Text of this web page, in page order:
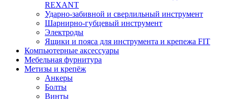
REXANT
Ударно-забивной и сверлильный инструмент
Шарнирно-губцевый инструмент
Электроды
Ящики и пояса для инструмента и крепежа FIT
Компьютерные аксессуары
Мебельная фурнитура
Метизы и крепёж
Анкеры
Болты
Винты